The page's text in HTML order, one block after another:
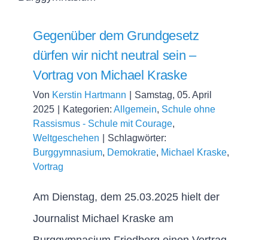
Gegenüber dem Grundgesetz
dürfen wir nicht neutral sein –
Vortrag von Michael Kraske
Von Kerstin Hartmann
Samstag, 05. April
2025
Kategorien: Allgemein, Schule ohne
Rassismus - Schule mit Courage,
Weltgeschehen
Schlagwörter:
Burggymnasium, Demokratie, Michael Kraske,
Vortrag
Am Dienstag, dem 25.03.2025 hielt der
Journalist Michael Kraske am